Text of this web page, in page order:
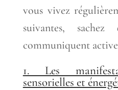
vous vivez
suivantes,
communiquent
1. Les
sensorielles et